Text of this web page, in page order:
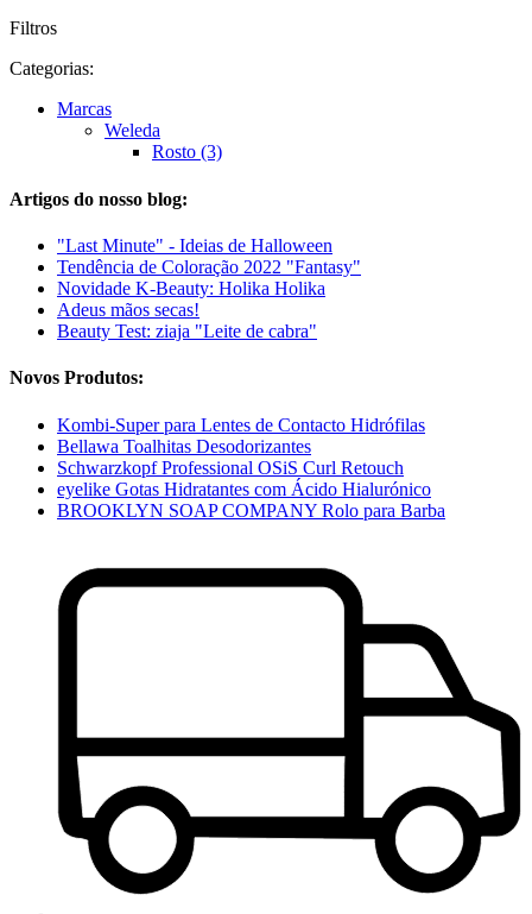
Filtros
Categorias:
Marcas
Weleda
Rosto (3)
Artigos do nosso blog:
"Last Minute" - Ideias de Halloween
Tendência de Coloração 2022 "Fantasy"
Novidade K-Beauty: Holika Holika
Adeus mãos secas!
Beauty Test: ziaja "Leite de cabra"
Novos Produtos:
Kombi-Super para Lentes de Contacto Hidrófilas
Bellawa Toalhitas Desodorizantes
Schwarzkopf Professional OSiS Curl Retouch
eyelike Gotas Hidratantes com Ácido Hialurónico
BROOKLYN SOAP COMPANY Rolo para Barba